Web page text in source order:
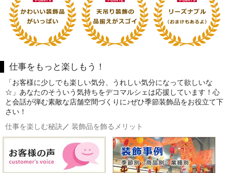
仕事をもっと楽しもう！
「お客様に少しでも楽しい気分、うれしい気分になって欲しいな
☆」あなたのそういう気持ちをデコマルシェは応援しています！心
と会話が弾む素敵な店舗空間づくりに♪ぜひ季節装飾品をお役立て下
さい！
仕事を楽しむ秘訣／ 装飾品を飾るメリット